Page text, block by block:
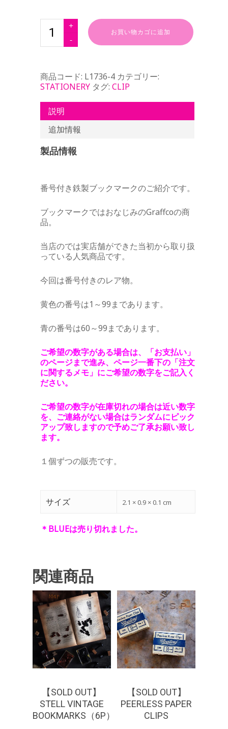
お買い物カゴに追加
商品コード: L1736-4 カテゴリー:
STATIONERY タグ: CLIP
説明
追加情報
製品情報
番号付き鉄製ブックマークのご紹介です。
ブックマークではおなじみのGraffcoの商
品。
当店のでは実店舗ができた当初から取り扱
っている人気商品です。
今回は番号付きのレア物。
黄色の番号は1～99まであります。
青の番号は60～99まであります。
ご希望の数字がある場合は、「お支払い」
のページまで進み、ページ一番下の「注文
に関するメモ」にご希望の数字をご記入く
ださい。
ご希望の数字が在庫切れの場合は近い数字
を、ご連絡がない場合はランダムにピック
アップ致しますので予めご了承お願い致し
ます。
１個ずつの販売です。
サイズ 2.1 × 0.9 × 0.1 cm
＊BLUEは売り切れました。
関連商品
¥330
【SOLD OUT】
STELL VINTAGE
BOOKMARKS（6P）
¥0
【SOLD OUT】
PEERLESS PAPER
CLIPS